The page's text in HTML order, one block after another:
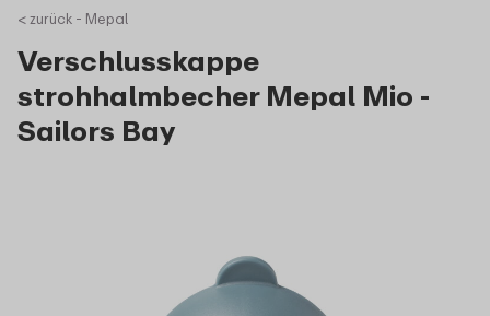
< zurück - Mepal
Verschlusskappe
strohhalmbecher Mepal Mio -
Sailors Bay